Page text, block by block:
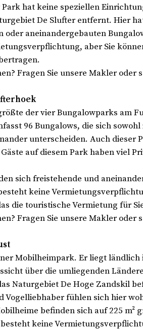
Park hat keine speziellen
De Slufter entfernt. Hier
oder aneinandergebauten
aber Sie
Fragen Sie unsere Makler oder
der vier Bungalowparks am
96 Bungalows, die sich
unterscheiden. Auch dieser
auf diesem Park haben viel
sich freistehende und
keine
die touristische Vermietung für
Fragen Sie unsere Makler oder
Mobilheimpark. Er liegt
über die umliegenden
Naturgebiet De Hoge Zandskil
Vogelliebhaber fühlen sich hier
befinden sich auf 225 m²
keine